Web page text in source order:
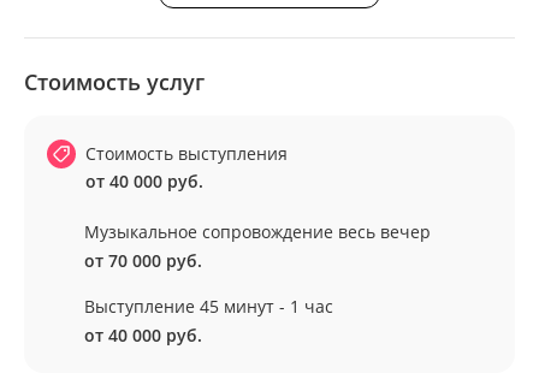
Стоимость услуг
Стоимость выступления
от 40 000 руб.
Музыкальное сопровождение весь вечер
от 70 000 руб.
Выступление 45 минут - 1 час
от 40 000 руб.